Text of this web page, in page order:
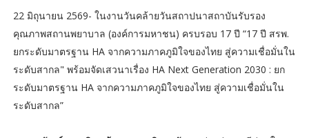
22 มิถุนายน 2569- ในงานวันคล้ายวันสถาปนาสถาบันรับรอง
คุณภาพสถานพยาบาล (องค์การมหาชน) ครบรอบ 17 ปี “17 ปี สรพ.
ยกระดับมาตรฐาน HA จากความภาคภูมิใจของไทย สู่ความเชื่อมั่นใน
ระดับสากล" พร้อมจัดเสวนาเรื่อง HA Next Generation 2030 : ยก
ระดับมาตรฐาน HA จากความภาคภูมิใจของไทย สู่ความเชื่อมั่นใน
ระดับสากล”